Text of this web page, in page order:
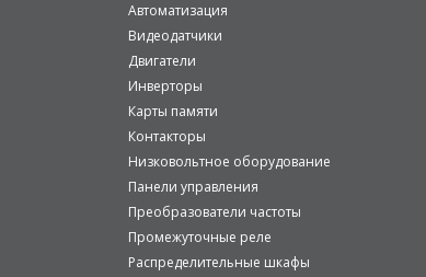
Автоматизация
Видеодатчики
Двигатели
Инверторы
Карты памяти
Контакторы
Низковольтное оборудование
Панели управления
Преобразователи частоты
Промежуточные реле
Распределительные шкафы